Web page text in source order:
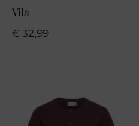
Vila
€ 32,99